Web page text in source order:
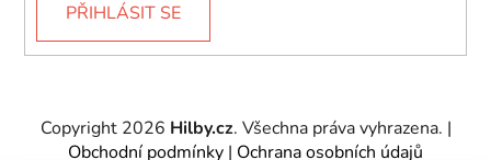
PŘIHLÁSIT SE
Copyright 2026 Hilby.cz. Všechna práva vyhrazena. |
Obchodní podmínky | Ochrana osobních údajů